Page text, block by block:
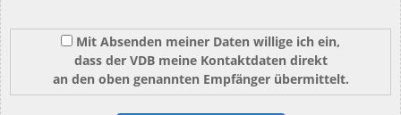
Mit Absenden meiner Daten willige ich ein,
dass der VDB meine Kontaktdaten direkt
an den oben genannten Empfänger übermittelt.